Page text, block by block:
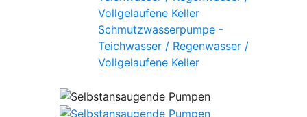
Schmutzwasserpumpe -
Teichwasser / Regenwasser /
Vollgelaufene Keller